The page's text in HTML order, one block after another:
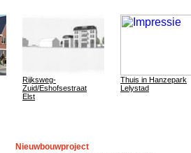
Rijksweg-
Zuid/Eshofsestraat
Elst
Thuis in Hanzepark
Lelystad
Nieuwbouwproject